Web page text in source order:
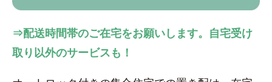
⇒配送時間帯のご在宅をお願いします。自宅受け
取り以外のサービスも！